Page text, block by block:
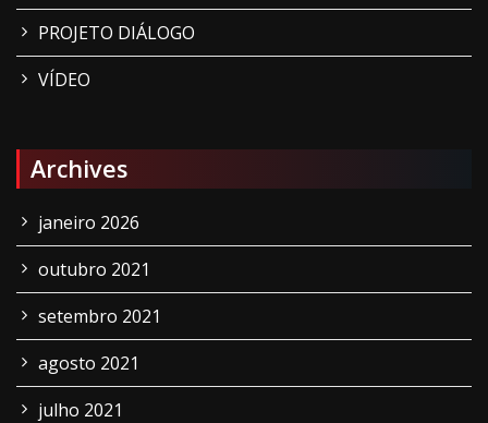
PROJETO DIÁLOGO
VÍDEO
Archives
janeiro 2026
outubro 2021
setembro 2021
agosto 2021
julho 2021